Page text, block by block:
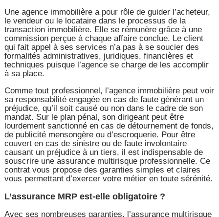
Une agence immobilière a pour rôle de guider l’acheteur,
le vendeur ou le locataire dans le processus de la
transaction immobilière. Elle se rémunère grâce à une
commission perçue à chaque affaire conclue. Le client
qui fait appel à ses services n’a pas à se soucier des
formalités administratives, juridiques, financières et
techniques puisque l’agence se charge de les accomplir
à sa place.
Comme tout professionnel, l’agence immobilière peut voir
sa responsabilité engagée en cas de faute générant un
préjudice, qu’il soit causé ou non dans le cadre de son
mandat. Sur le plan pénal, son dirigeant peut être
lourdement sanctionné en cas de détournement de fonds,
de publicité mensongère ou d’escroquerie. Pour être
couvert en cas de sinistre ou de faute involontaire
causant un préjudice à un tiers, il est indispensable de
souscrire une assurance multirisque professionnelle. Ce
contrat vous propose des garanties simples et claires
vous permettant d’exercer votre métier en toute sérénité.
L’assurance MRP est-elle obligatoire ?
Avec ses nombreuses garanties, l’assurance multirisque